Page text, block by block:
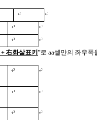
+ 右화살표키 "로 aa셀만의 좌우폭